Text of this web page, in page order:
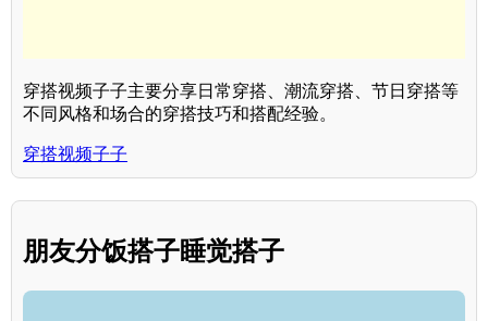
穿搭视频子子主要分享日常穿搭、潮流穿搭、节日穿搭等
不同风格和场合的穿搭技巧和搭配经验。
穿搭视频子子
朋友分饭搭子睡觉搭子